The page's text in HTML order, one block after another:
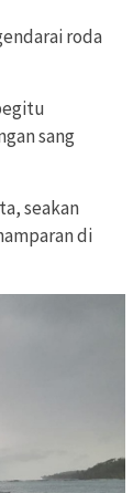
roda
sang
seakan
di